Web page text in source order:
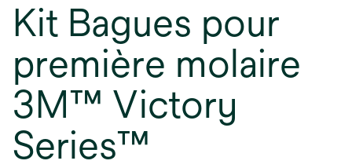
Kit Bagues pour
première molaire
3M™ Victory
Series™